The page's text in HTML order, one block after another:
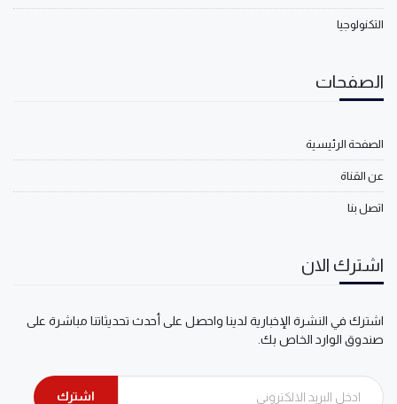
التكنولوجيا
الصفحات
الصفحة الرئيسية
عن القناة
اتصل بنا
اشترك الان
اشترك في النشرة الإخبارية لدينا واحصل على أحدث تحديثاتنا مباشرة على
صندوق الوارد الخاص بك.
اشترك